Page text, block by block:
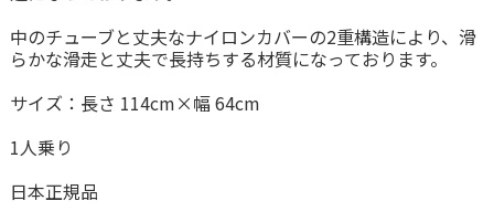
中のチューブと丈夫なナイロンカバーの2重構造により、滑
らかな滑走と丈夫で長持ちする材質になっております。
サイズ：長さ 114cm×幅 64cm
1人乗り
日本正規品